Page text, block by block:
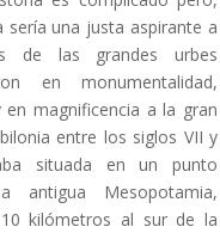
sería una justa aspirante a
de las grandes urbes
en monumentalidad,
en magnificencia a la gran
entre los siglos VII y
situada en un punto
antigua Mesopotamia,
kilómetros al sur de la